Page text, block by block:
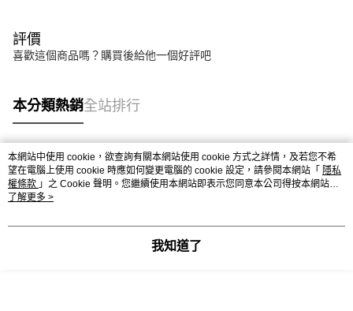
評價
喜歡這個商品嗎？購買後給他一個好評吧
本分類熱銷全站排行
熱門標籤
本網站中使用 cookie，欲查詢有關本網站使用 cookie 方式之詳情，及若您不希
望在電腦上使用 cookie 時應如何變更電腦的 cookie 設定，請參閱本網站「 隱私
權條款 」之 Cookie 聲明。您繼續使用本網站即表示您同意本公司得按本網站使
用條款之 Cookie 聲明使用 cookie。
了解更多 >
我知道了